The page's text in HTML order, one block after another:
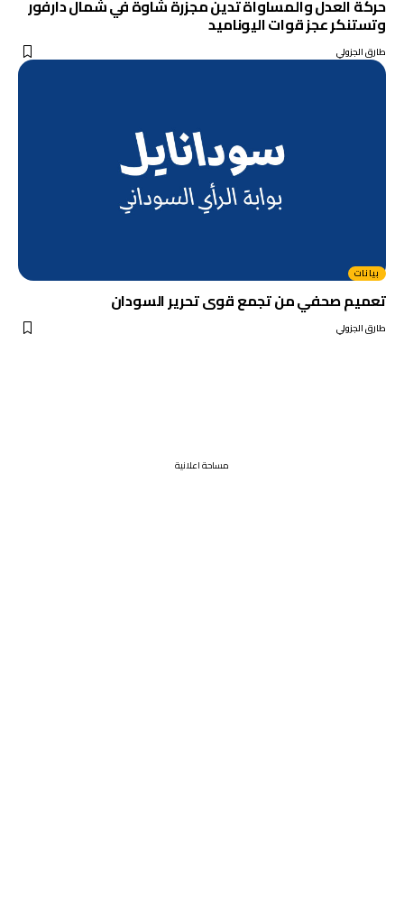
حركة العدل والمساواة تدين مجزرة شاوة في شمال دارفور
وتستنكر عجز قوات اليوناميد
طارق الجزولي
بيانات
تعميم صحفي من تجمع قوى تحرير السودان
طارق الجزولي
مساحة اعلانية